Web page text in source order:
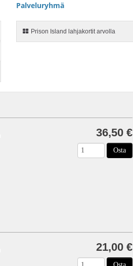
Palveluryhmä
Prison Island lahjakortit arvolla
36,50 €
Osta
21,00 €